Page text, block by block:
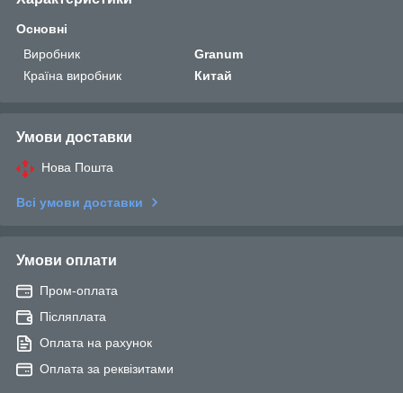
Основні
Виробник
Granum
Країна виробник
Китай
Умови доставки
Нова Пошта
Всі умови доставки
Умови оплати
Пром-оплата
Післяплата
Оплата на рахунок
Оплата за реквізитами